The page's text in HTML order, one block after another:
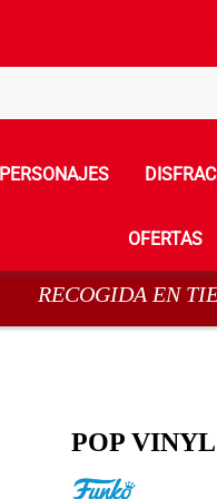
PERSONAJES
OFERTAS
RECOGIDA EN
POP